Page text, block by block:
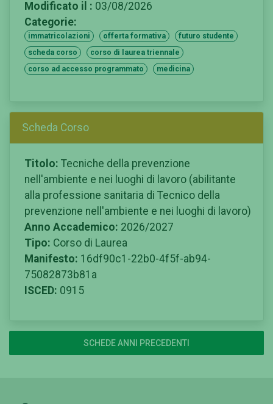
Modificato il : 03/08/2026
Categorie:
immatricolazioni offerta formativa
futuro studente
scheda corso
corso di laurea triennale
corso ad accesso programmato
medicina
Scheda Corso
Titolo: Tecniche della prevenzione
nell'ambiente e nei luoghi di lavoro (abilitante
alla professione sanitaria di Tecnico della
prevenzione nell'ambiente e nei luoghi di lavoro)
Anno Accademico: 2026/2027
Tipo: Corso di Laurea
Manifesto: 16df90c1-22b0-4f5f-ab94-
75082873b81a
ISCED: 0915
SCHEDE ANNI PRECEDENTI